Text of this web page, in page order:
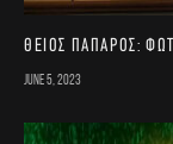
Θείος Πάπαρος:
June 5, 2023